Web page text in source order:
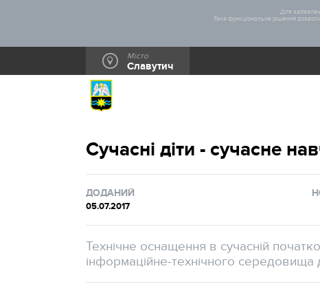
Для
Таке функціональне рішення
Місто
Славутич
Сучасні діти - сучасне
ДОДАНИЙ
05.07.2017
Технічне оснащення в сучасній
інформаційне-технічного середовища